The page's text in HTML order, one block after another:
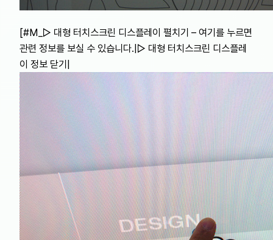
[#M_▷ 대형 터치스크린 디스플레이 펼치기 – 여기를 누르면
관련 정보를 보실 수 있습니다.|▷ 대형 터치스크린 디스플레
이 정보 닫기|